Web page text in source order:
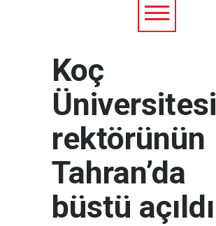
Koç
Üniversitesi
rektörünün
Tahran’da
büstü açıldı